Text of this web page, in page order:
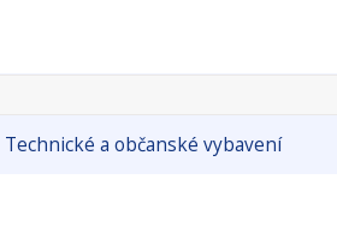
Technické a občanské vybavení